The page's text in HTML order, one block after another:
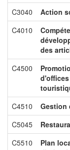
C3040 Action
C4010
des
C4500
C4510 Gestion
C5045
C5510
Plan